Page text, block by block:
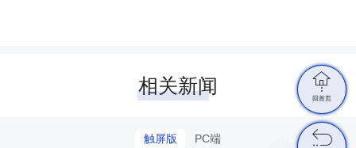
相关新闻
触屏版 PC端

回首页
